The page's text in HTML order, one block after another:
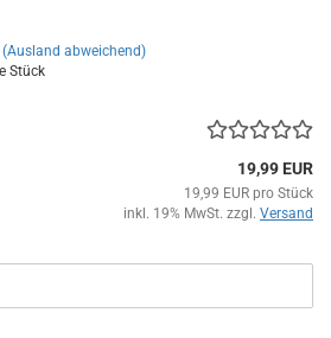
(Ausland abweichend)
Stück
19,99 EUR
19,99 EUR pro Stück
inkl. 19% MwSt. zzgl. Versand